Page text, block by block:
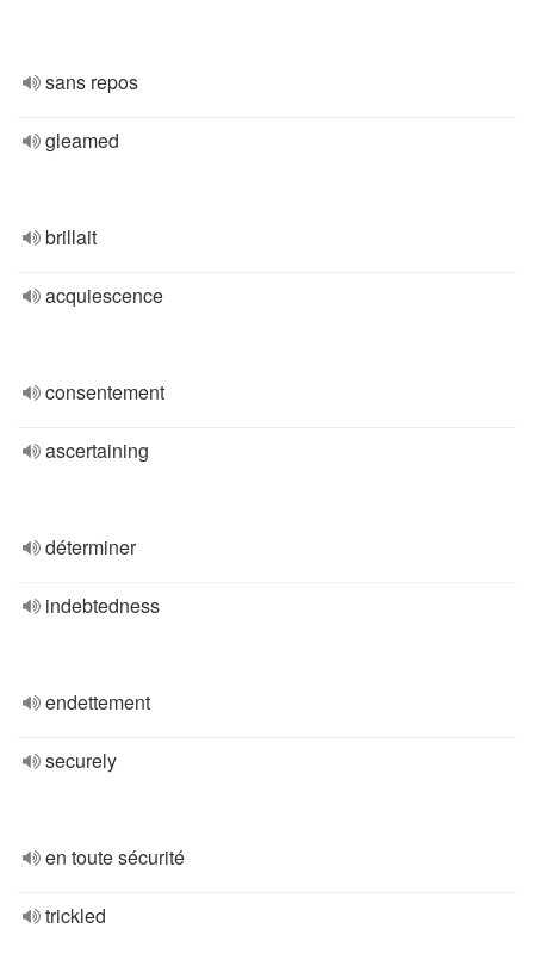
sans repos
gleamed
brillait
acquiescence
consentement
ascertaining
déterminer
indebtedness
endettement
securely
en toute sécurité
trickled